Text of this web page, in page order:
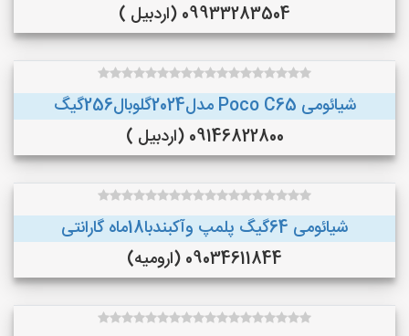
09933283504 (اردبیل )
شیائومی Poco C65 مدل2024گلوبال256گیگ
09146822800 (اردبیل )
شیائومی 64گیگ پلمپ وآکبندبا18ماه گارانتی
09034611844 (ارومیه)